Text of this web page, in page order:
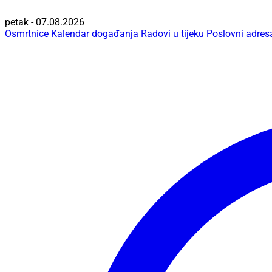
petak - 07.08.2026
Osmrtnice Kalendar događanja Radovi u tijeku Poslovni